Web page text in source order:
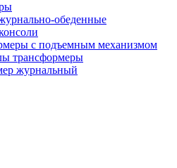
обеденные
с подъемным механизмом
трансформеры
журнальный